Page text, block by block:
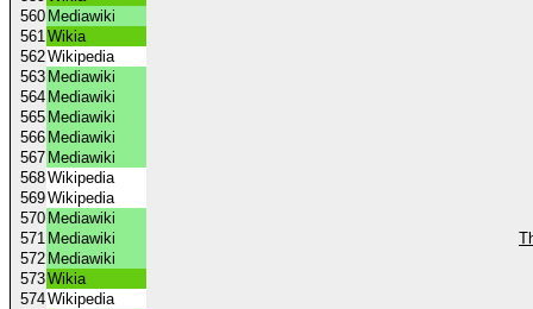
560 Mediawiki
561Wikia
562Wikipedia
563 Mediawiki
564 Mediawiki
565 Mediawiki
566 Mediawiki
567 Mediawiki
568Wikipedia
569Wikipedia
570 Mediawiki
571 Mediawiki
572 Mediawiki
573Wikia
574Wikipedia